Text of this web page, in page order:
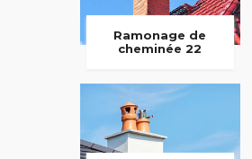
Ramonage de
cheminée 22